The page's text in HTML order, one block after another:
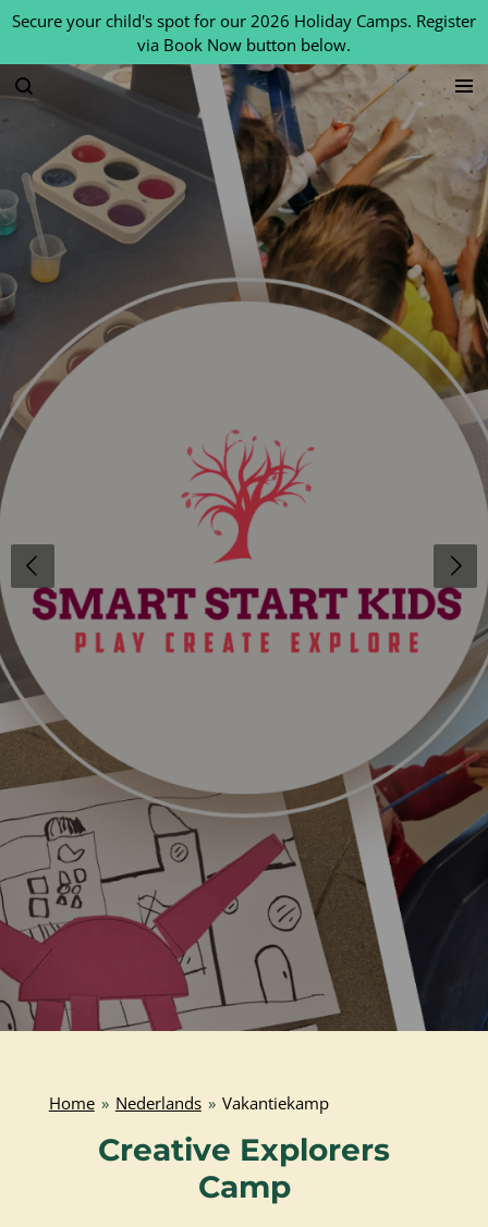
Skip
main
content
Secure your child's spot for our 2026 Holiday Camps. Register
via Book Now button below.
Home » Nederlands » Vakantiekamp
Creative Explorers
Camp